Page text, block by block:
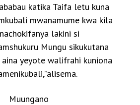
katika Taifa letu kuna
mwanamume kwa kila
lakini si
Mungu sikukutana
aina yeyote walifrahi kuniona
Muungano